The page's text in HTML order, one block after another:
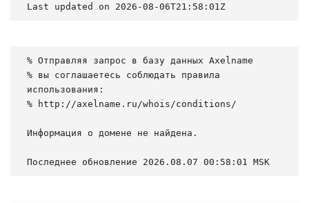
Last updated on 2026-08-06T21:58:01Z
% Отправляя запрос в базу данных Axelname
% вы соглашаетесь соблюдать правила
использования:
% http://axelname.ru/whois/conditions/
Информация о домене не найдена.
Последнее обновление 2026.08.07 00:58:01 MSK